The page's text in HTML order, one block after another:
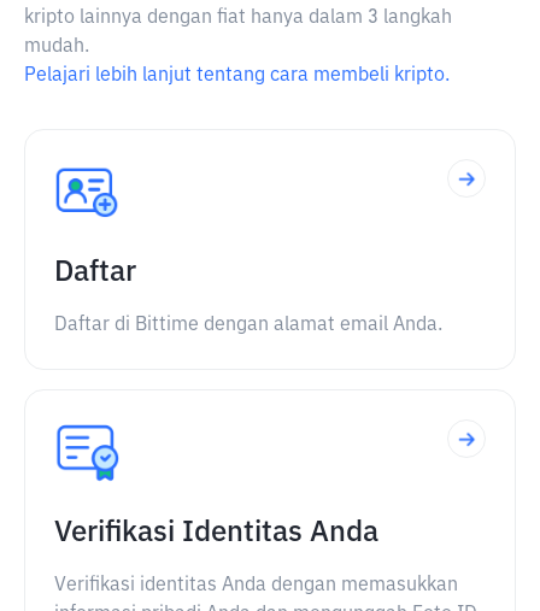
kripto lainnya dengan fiat hanya dalam 3 langkah
mudah.
Pelajari lebih lanjut tentang cara membeli kripto.
Daftar
Daftar di Bittime dengan alamat email Anda.
Verifikasi Identitas Anda
Verifikasi identitas Anda dengan memasukkan